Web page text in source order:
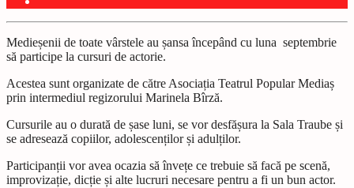
Medieșenii de toate vârstele au șansa începând cu luna septembrie
să participe la cursuri de actorie.
Acestea sunt organizate de către Asociația Teatrul Popular Mediaș
prin intermediul regizorului Marinela Bîrză.
Cursurile au o durată de șase luni, se vor desfășura la Sala Traube și
se adresează copiilor, adolescenților și adulților.
Participanții vor avea ocazia să învețe ce trebuie să facă pe scenă,
improvizație, dicție și alte lucruri necesare pentru a fi un bun actor.